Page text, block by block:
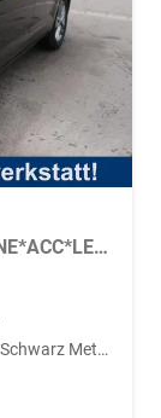
Comfortline 1.5 TSI DSG COMFORTLINE*ACC*LED*PDC*KAMERA*NAVI*SHZ* 7-SITZER 17-ZOLL
Grenadilla Schwarz Metallic